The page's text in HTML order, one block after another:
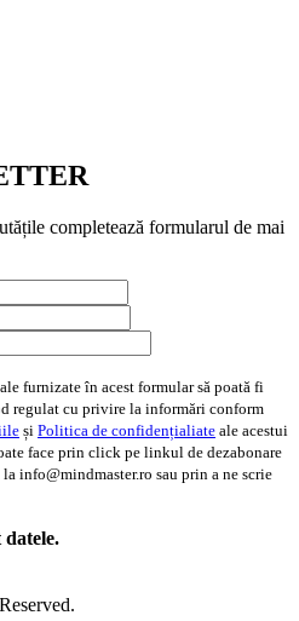
completează formularul de mai
furnizate în acest formular să poată fi
regulat cu privire la informări conform
și Politica de confidențialiate ale acestui
face prin click pe linkul de dezabonare
info@mindmaster.ro sau prin a ne scrie